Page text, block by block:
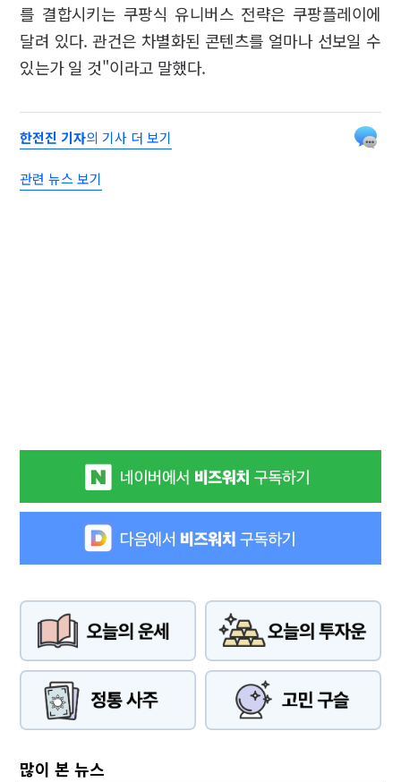
를 결합시키는 쿠팡식 유니버스 전략은 쿠팡플레이에
달려 있다. 관건은 차별화된 콘텐츠를 얼마나 선보일 수
있는가 일 것"이라고 말했다.
한전진 기자의 기사 더 보기
관련 뉴스 보기
많이 본 뉴스